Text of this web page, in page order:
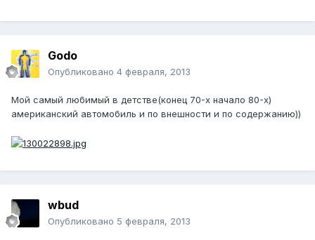
Godo
Опубликовано 4 февраля, 2013
Мой самый любимый в детстве(конец 70-х начало 80-х)
американский автомобиль и по внешности и по содержанию))
wbud
Опубликовано 5 февраля, 2013